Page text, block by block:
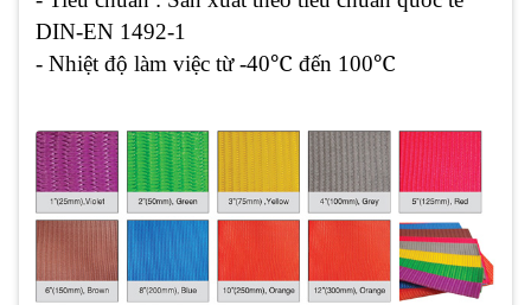
DIN-EN 1492-1
- Nhiệt độ làm việc từ -40℃ đến 100℃